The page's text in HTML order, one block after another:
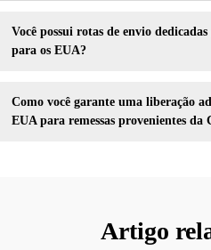
Você possui rotas de envio
para os EUA?
Como você garante uma liberação
EUA para remessas provenientes da
Artigo